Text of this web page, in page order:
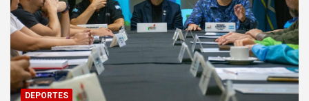
DEPORTES